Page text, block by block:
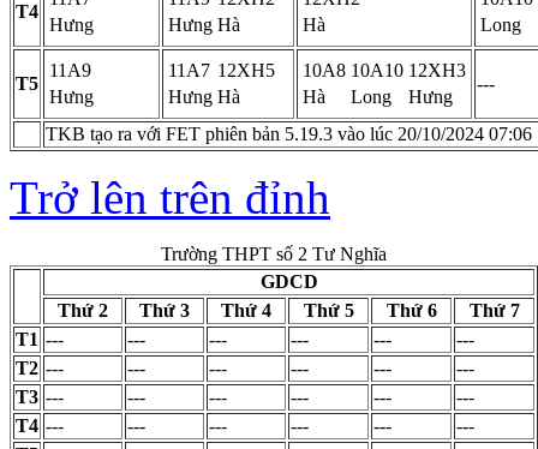
T4
Hưng
Hưng Hà
Hà
Long
T5
11A9
Hưng
11A7 12XH5
Hưng Hà
10A8 10A10 12XH3
Hà
Long Hưng
---
TKB tạo ra với FET phiên bản 5.19.3 vào lúc 20/10/2024 07:06
Trở lên trên đỉnh
Trường THPT số 2 Tư Nghĩa
GDCD
Thứ 2
Thứ 3 Thứ 4 Thứ 5 Thứ 6
Thứ 7
T1 --- --- --- --- ---
---
T2 --- --- --- --- ---
---
T3 --- --- --- --- ---
---
T4 --- --- --- --- ---
---